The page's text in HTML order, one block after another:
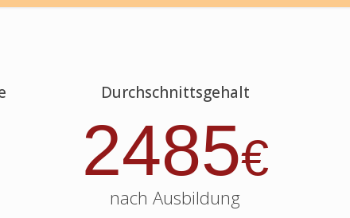
Durchschnittsgehalt
2485€
nach Ausbildung